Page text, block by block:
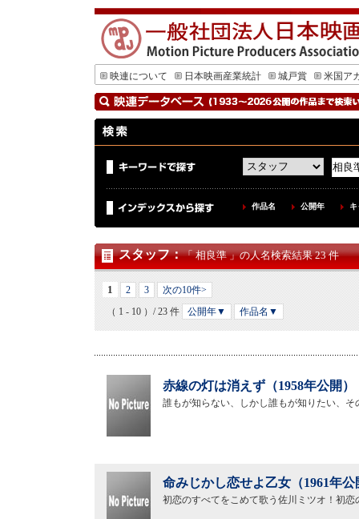
映連について 日本映画産業統計 城戸賞 米国ア
作品名 公開年
スタッフ：「 相良準 」の人名検索結果 23 件
1 2 3
次の10件>
（ 1 - 10 ）/ 23 件
公開年▼ 作品名▼
赤線の灯は消えず（1958年公開）
誰もが知らない、しかし誰もが知りたい、
命みじかし恋せよ乙女（1961年公
初恋のすべてをこめて歌う佐川ミツオ！初